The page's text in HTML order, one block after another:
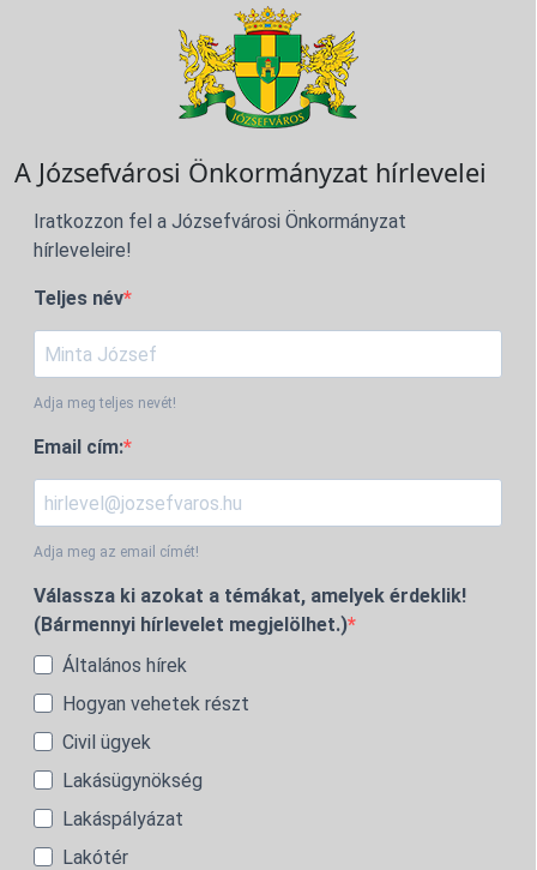
A Józsefvárosi Önkormányzat hírlevelei
Iratkozzon fel a Józsefvárosi Önkormányzat
hírleveleire!
Teljes név
Adja meg teljes nevét!
Email cím:
Adja meg az email címét!
Válassza ki azokat a témákat, amelyek érdeklik!
(Bármennyi hírlevelet megjelölhet.)
Általános hírek
Hogyan vehetek részt
Civil ügyek
Lakásügynökség
Lakáspályázat
Lakótér